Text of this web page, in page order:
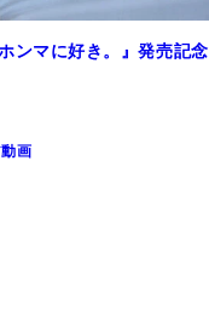
ンマに好き。』発売記念
画